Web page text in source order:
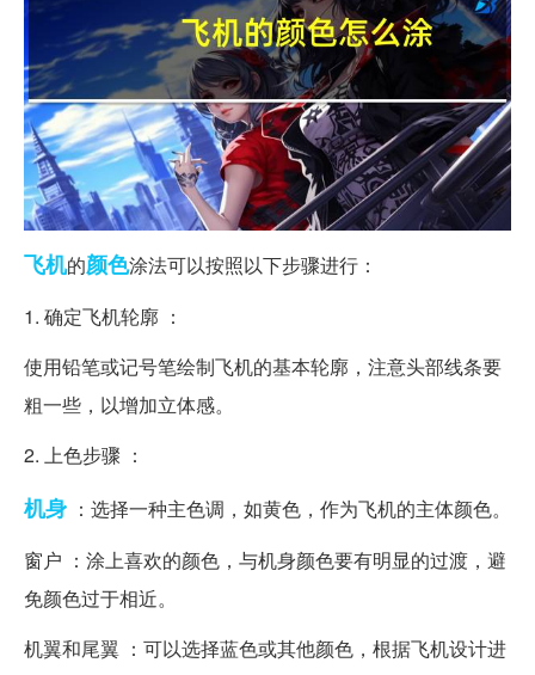
飞机的颜色涂法可以按照以下步骤进行：
1. 确定飞机轮廓 ：
使用铅笔或记号笔绘制飞机的基本轮廓，注意头部线条要
粗一些，以增加立体感。
2. 上色步骤 ：
机身 ：选择一种主色调，如黄色，作为飞机的主体颜色。
窗户 ：涂上喜欢的颜色，与机身颜色要有明显的过渡，避
免颜色过于相近。
机翼和尾翼 ：可以选择蓝色或其他颜色，根据飞机设计进